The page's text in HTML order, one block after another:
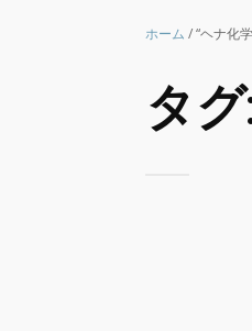
ホーム / “ヘナ化
タグ